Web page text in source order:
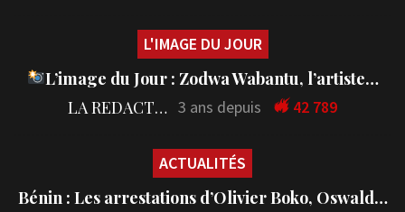
L'IMAGE DU JOUR
L’image du Jour : Zodwa Wabantu, l’artiste…
LA REDACTION 3 ans depuis 42 789
ACTUALITÉS
Bénin : Les arrestations d’Olivier Boko, Oswald…